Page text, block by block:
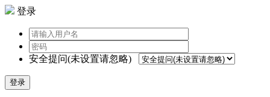
登录
安全提问(未设置请忽略)
登录